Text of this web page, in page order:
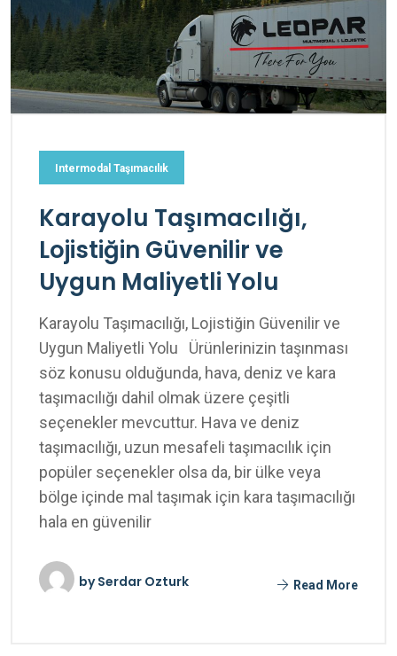
Intermodal Taşımacılık
Karayolu Taşımacılığı,
Lojistiğin Güvenilir ve
Uygun Maliyetli Yolu
Karayolu Taşımacılığı, Lojistiğin Güvenilir ve
Uygun Maliyetli Yolu Ürünlerinizin taşınması
söz konusu olduğunda, hava, deniz ve kara
taşımacılığı dahil olmak üzere çeşitli
seçenekler mevcuttur. Hava ve deniz
taşımacılığı, uzun mesafeli taşımacılık için
popüler seçenekler olsa da, bir ülke veya
bölge içinde mal taşımak için kara taşımacılığı
hala en güvenilir
bySerdar Ozturk Read More